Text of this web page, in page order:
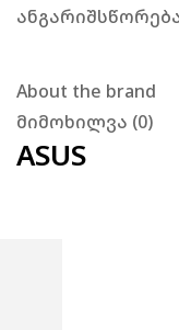
About the brand
მიმოხილვა (0)
ASUS